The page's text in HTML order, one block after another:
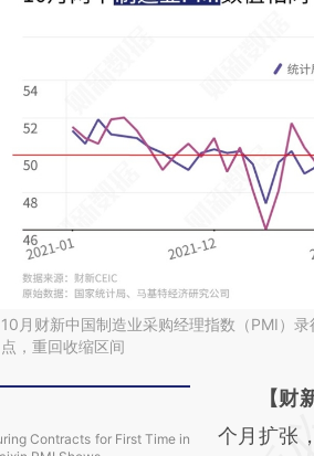
10月财新中国制造业采购经理指数（PMI）
点，重回收缩区间
Contracts for First Time in
请务必在
AI
【财
个月扩张